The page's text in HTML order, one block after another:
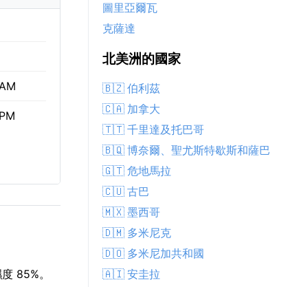
85%。
圖里亞爾瓦
克薩達
北美洲的國家
🇧🇿 伯利茲
🇨🇦 加拿大
🇹🇹 千里達及托巴哥
🇧🇶 博奈爾、聖尤斯特歇斯和薩巴
🇬🇹 危地馬拉
🇨🇺 古巴
🇲🇽 墨西哥
🇩🇲 多米尼克
🇩🇴 多米尼加共和國
🇦🇮 安圭拉